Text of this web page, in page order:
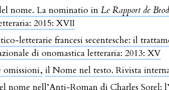
nome. La nominatio inLe Rapport de
2015: XVII
letterarie francesi secentesche: il
di onomastica letteraria: 2013: XV
omissioni,il Nome nel testo. Rivista
nome nell’Anti-Roman di Charles